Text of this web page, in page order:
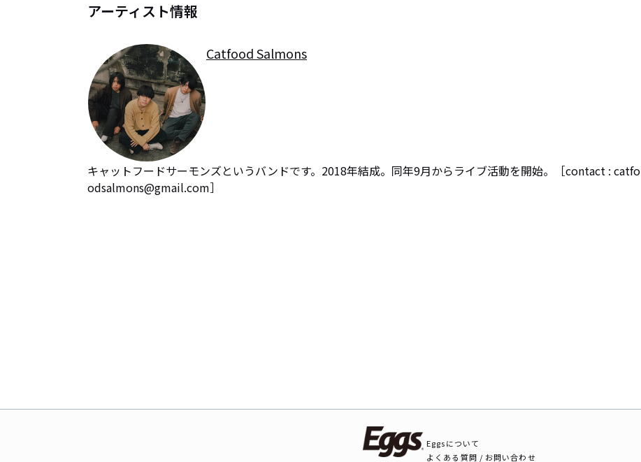
アーティスト情報
Catfood Salmons
キャットフードサーモンズというバンドです。2018年結成。同年9月からライブ活動を開始。［contact : catfo
odsalmons@gmail.com］
Eggsについて
よくある質問 / お問い合わせ